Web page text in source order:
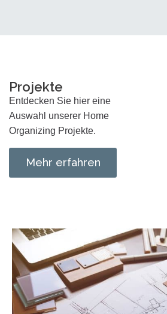
Projekte
Entdecken Sie hier eine
Auswahl unserer Home
Organizing Projekte.
Mehr erfahren